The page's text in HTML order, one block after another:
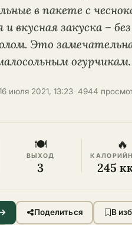
в пакете с
вкусная закуска – без
Это
огурчикам.
июля 2021, 13:23 4944
🍽
ВЫХОД
3
🔥
245
Поделиться В